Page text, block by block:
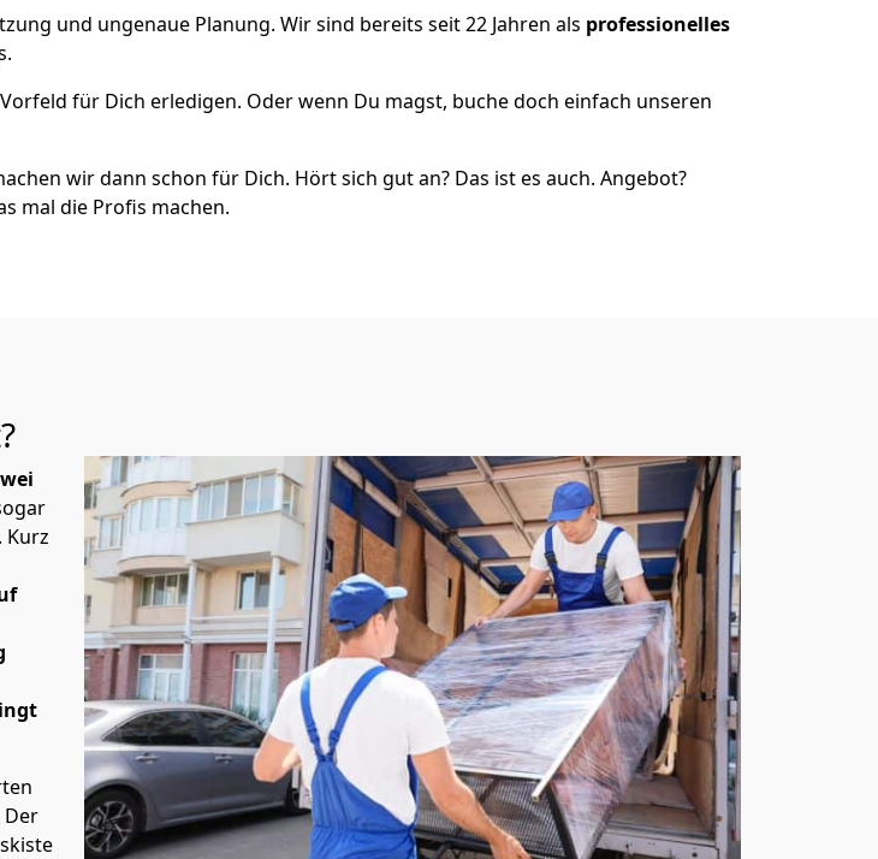
und ungenaue Planung. Wir sind bereits seit 22 Jahren als professionelles
für Dich erledigen. Oder wenn Du magst, buche doch einfach unseren
wir dann schon für Dich. Hört sich gut an? Das ist es auch. Angebot?
mal die Profis machen.
Kurz
Der